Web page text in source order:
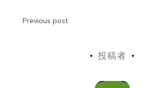
投
Previous post
投稿者